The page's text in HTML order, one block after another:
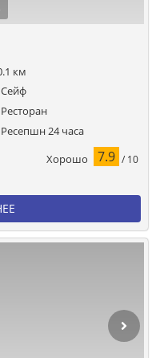
км
Сейф
Ресторан
Ресепшн 24 часа
Хорошо 7.9 / 10